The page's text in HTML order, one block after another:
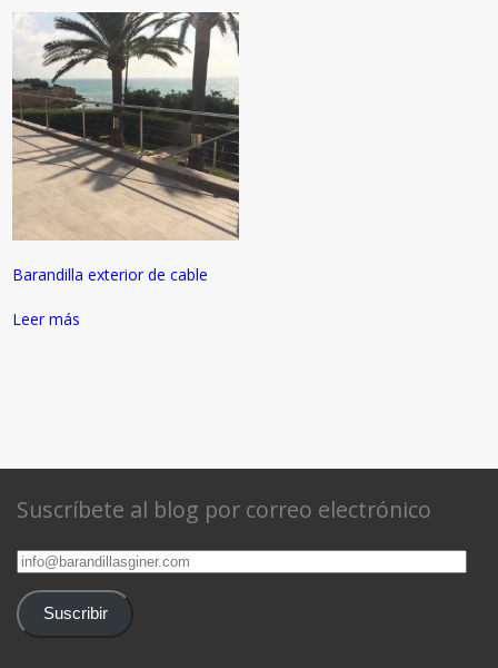
Barandilla exterior de cable
Leer más
Suscríbete al blog por correo electrónico
info@barandillasginer.com
Suscribir